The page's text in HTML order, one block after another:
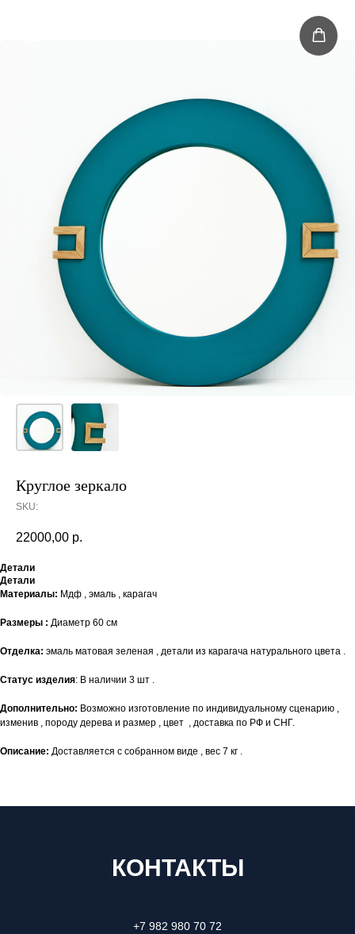
Круглое зеркало
SKU:
22000,00 р.
Детали
Детали
Материалы: Мдф , эмаль , карагач
Размеры : Диаметр 60 см
Отделка: эмаль матовая зеленая , детали из карагача натурального цвета .
Статус изделия: В наличии 3 шт .
Дополнительно: Возможно изготовление по индивидуальному сценарию ,
изменив , породу дерева и размер , цвет , доставка по РФ и СНГ.
Описание: Доставляется с собранном виде , вес 7 кг .
КОНТАКТЫ
+7 982 980 70 72